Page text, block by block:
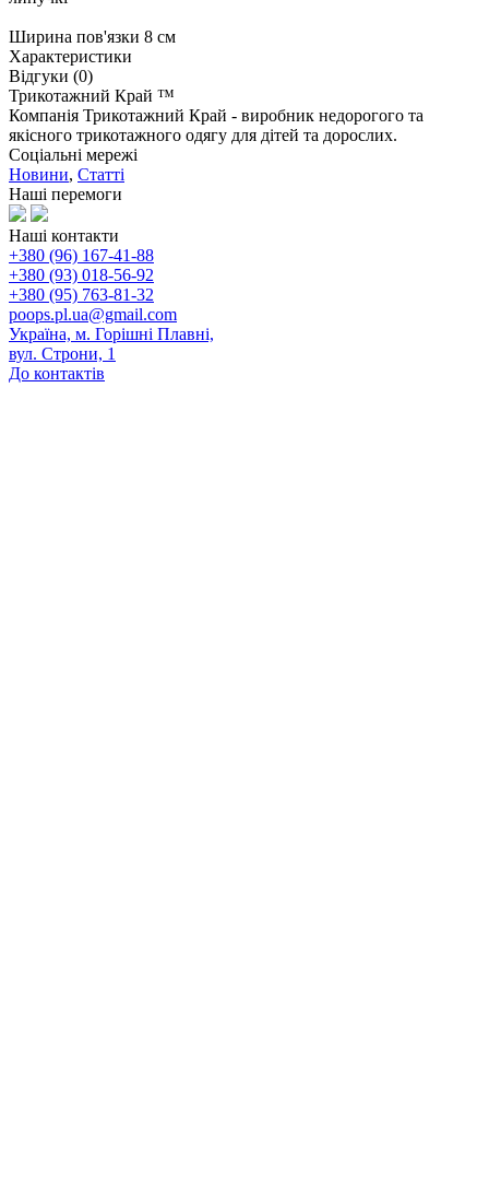
Ширина пов'язки 8 см
Характеристики
Відгуки (0)
Трикотажний Край ™
Компанія Трикотажний Край - виробник недорогого та
якісного трикотажного одягу для дітей та дорослих.
Соціальні мережі
Новини, Статті
Наші перемоги
Наші контакти
+380 (96) 167-41-88
+380 (93) 018-56-92
+380 (95) 763-81-32
poops.pl.ua@gmail.com
Україна, м. Горішні Плавні,
вул. Строни, 1
До контактів